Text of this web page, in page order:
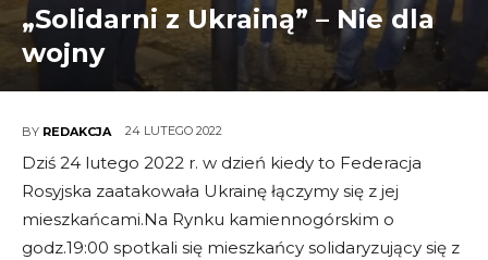
„Solidarni z Ukrainą” – Nie dla
wojny
BY REDAKCJA 24 LUTEGO 2022
Dziś 24 lutego 2022 r. w dzień kiedy to Federacja
Rosyjska zaatakowała Ukrainę łączymy się z jej
mieszkańcami.Na Rynku kamiennogórskim o
godz.19:00 spotkali się mieszkańcy solidaryzujący się z